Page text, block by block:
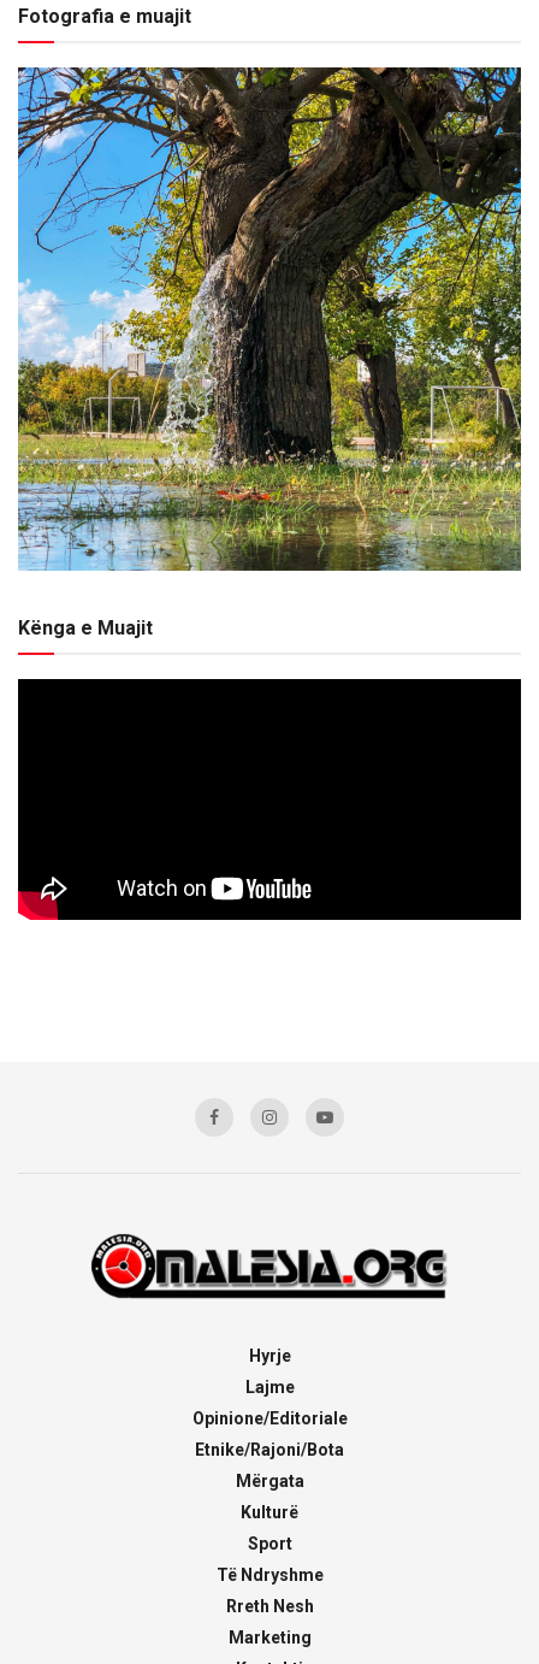
Fotografia e muajit
Kënga e Muajit
Hyrje
Lajme
Opinione/Editoriale
Etnike/Rajoni/Bota
Mërgata
Kulturë
Sport
Të Ndryshme
Rreth Nesh
Marketing